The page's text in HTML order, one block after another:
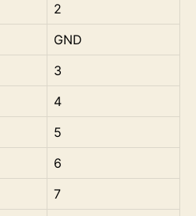
2
GND
3
4
5
6
7